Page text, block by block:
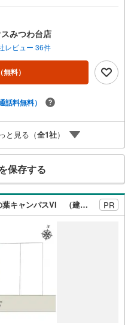
歓迎!!京成本線「京成成田」駅
歩4分カースペース2台分あり
ゆったり過ごせるLDK広々16
カウンターキッチン■全居室収
片付きます■ウォークインクロー
スッキリ片付きます■全居室6帖
数で、ご希望のお家探しが楽々
不動産のことなら株式会社アフ
お客様の一生の宝物になるお家
になれるよう全力でサポート致
みつわ台店
レビュー 36件
（無料）
話料無料）
と見る（全1社）
保存する
【大和ハウス】セキュレア柏の葉キャンパスVI （建築条件付宅地分譲） PR